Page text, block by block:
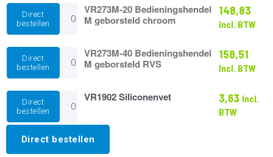
chroom
aantal
Direct
bestellen
VR273M-
Bedieningshendel
geborsteld
chroom
aantal
VR273M-20 Bedieningshendel
M geborsteld chroom
148,83
Incl. BTW
Direct
bestellen
VR273M-
Bedieningshendel
geborsteld
RVS
aantal
VR273M-40 Bedieningshendel
M geborsteld RVS
158,51
Incl. BTW
Direct
bestellen
VR1902
Siliconenvet
aantal
VR1902 Siliconenvet 3,63 Incl.
BTW
Direct bestellen